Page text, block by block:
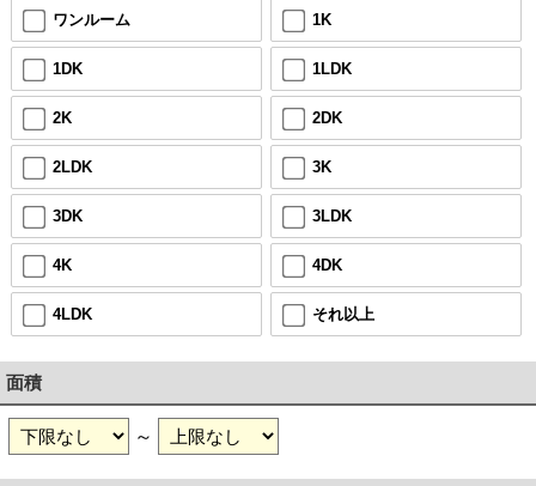
ワンルーム 1K
1DK 1LDK
2K 2DK
2LDK 3K
3DK 3LDK
4K 4DK
4LDK それ以上
面積
～